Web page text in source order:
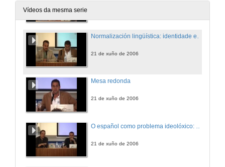
Vídeos da mesma serie
21 de xuño de 2006
Mesa redonda
21 de xuño de 2006
21 de xuño de 2006